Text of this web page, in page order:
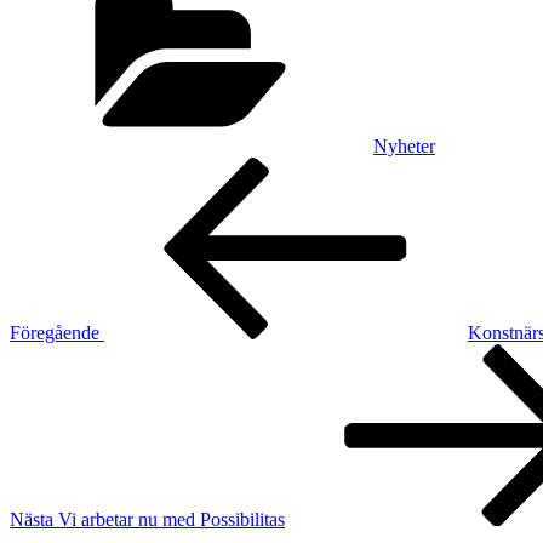
Nyheter
Inläggsnavigering
Föregående
Nästa Vi arbetar nu med Possibilitas